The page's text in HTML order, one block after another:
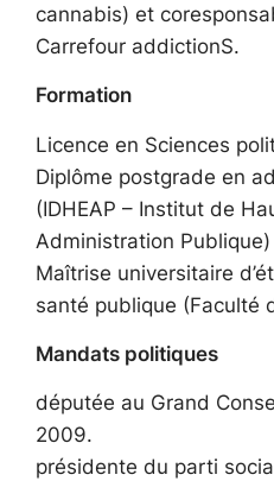
cannabis) et
Carrefour addictionS.
Formation
Licence en Sciences
Diplôme postgrade en
(IDHEAP – Institut de
Administration Publique)
Maîtrise universitaire
santé publique (Faculté
Mandats politiques
députée au Grand
2009.
présidente du parti